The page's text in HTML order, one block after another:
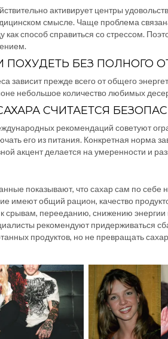
активирует центры
смысле. Чаще проблема
как способ справиться со стрессом.
БЕЗ ПОЛНОГО
зависит прежде всего от общего
небольшое количество любимых
СЧИТАЕТСЯ
рекомендаций советуют
его из питания. Конкретная норма
акцент делается на умеренности и
показывают, что сахар сам по себе
имеют общий рацион, качество
срывам, перееданию, снижению
рекомендуют придерживаться
продуктов, но не превращать